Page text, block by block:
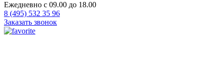
Ежедневно с 09.00 до 18.00
8 (495) 532 35 96
Заказать звонок